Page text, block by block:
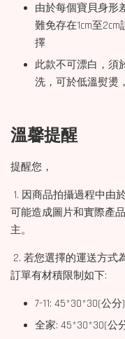
由於每個寶貝身形
難免存在1cm至
擇
此款不可漂白，須
洗，可於低溫熨燙
溫馨提醒
提醒您，
1. 因商品拍攝過程中由
可能造成圖片和實際產
主。
2. 若您選擇的運送方式
訂單有材積限制如下:
7-11: 45*30*30(公
全家: 45*30*30(公